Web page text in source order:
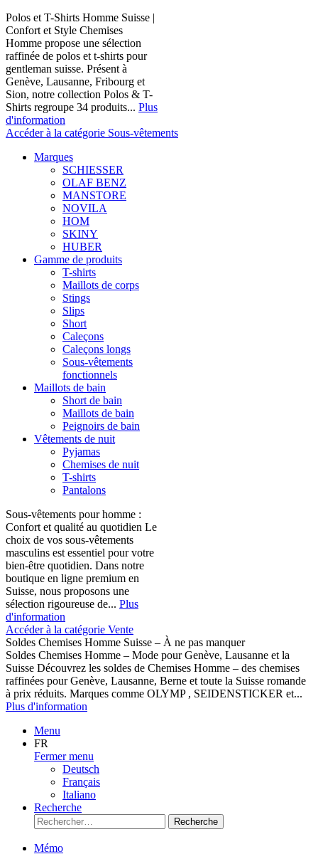
Polos et T-Shirts Homme Suisse |
Confort et Style Chemises
Homme propose une sélection
raffinée de polos et t-shirts pour
gentleman suisse. Présent à
Genève, Lausanne, Fribourg et
Sion, notre collection Polos & T-
Shirts regroupe 34 produits... Plus
d'information
Accéder à la catégorie Sous-vêtements
Marques
SCHIESSER
OLAF BENZ
MANSTORE
NOVILA
HOM
SKINY
HUBER
Gamme de produits
T-shirts
Maillots de corps
Stings
Slips
Short
Caleçons
Caleçons longs
Sous-vêtements
fonctionnels
Maillots de bain
Short de bain
Maillots de bain
Peignoirs de bain
Vêtements de nuit
Pyjamas
Chemises de nuit
T-shirts
Pantalons
Sous-vêtements pour homme :
Confort et qualité au quotidien Le
choix de vos sous-vêtements
masculins est essentiel pour votre
bien-être quotidien. Dans notre
boutique en ligne premium en
Suisse, nous proposons une
sélection rigoureuse de... Plus
d'information
Accéder à la catégorie Vente
Soldes Chemises Homme Suisse – À ne pas manquer
Soldes Chemises Homme – Mode pour Genève, Lausanne et la
Suisse Découvrez les soldes de Chemises Homme – des chemises
raffinées pour Genève, Lausanne, Berne et toute la Suisse romande
à prix réduits. Marques comme OLYMP , SEIDENSTICKER et...
Plus d'information
Menu
FR
Fermer menu
Deutsch
Français
Italiano
Recherche
Recherche
Mémo